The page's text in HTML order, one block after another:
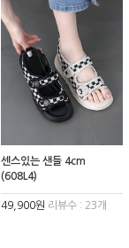
센스있는 샌들 4cm
(608L4)
49,900원 리뷰수 : 23개